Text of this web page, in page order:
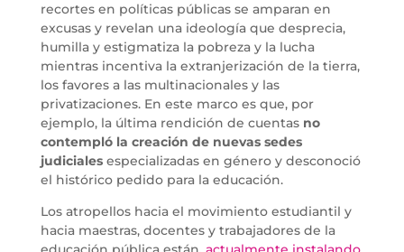
recortes en políticas públicas se amparan en
excusas y revelan una ideología que desprecia,
humilla y estigmatiza la pobreza y la lucha
mientras incentiva la extranjerización de la tierra,
los favores a las multinacionales y las
privatizaciones. En este marco es que, por
ejemplo, la última rendición de cuentas no
contempló la creación de nuevas sedes
judicialesespecializadas en género y desconoció
el histórico pedido para la educación.
Los atropellos hacia el movimiento estudiantil y
hacia maestras, docentes y trabajadores de la